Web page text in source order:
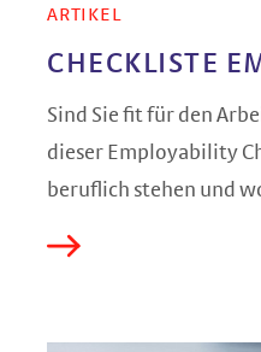
ARTIKEL
CHECKLISTE
Sind Sie fit für den
dieser Employability
beruflich stehen und